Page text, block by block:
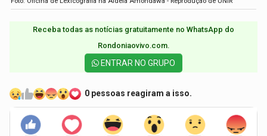
Receba todas as notícias gratuitamente no WhatsApp do
Rondoniaovivo.com.​
ENTRAR NO GRUPO
0 pessoas reagiram a isso.